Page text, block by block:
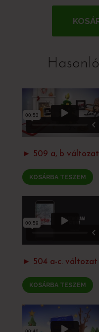
► 509 a, b változat
KOSÁRBA TESZEM
► 504 a-c. változat
KOSÁRBA TESZEM